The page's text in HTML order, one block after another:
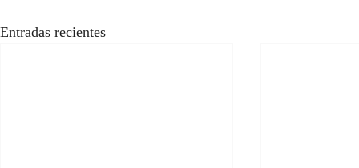
Entradas recientes